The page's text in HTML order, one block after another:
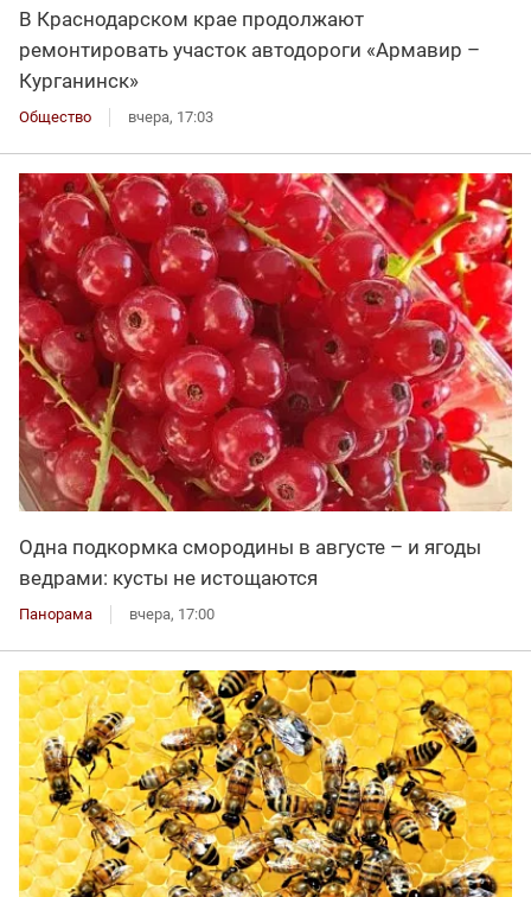
В Краснодарском крае продолжают
ремонтировать участок автодороги «Армавир –
Курганинск»
Общество вчера, 17:03
Одна подкормка смородины в августе – и ягоды
ведрами: кусты не истощаются
Панорама вчера, 17:00